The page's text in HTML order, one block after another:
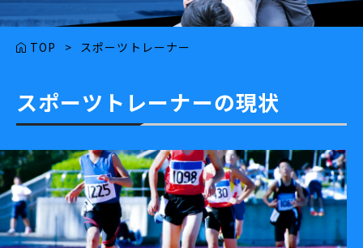
TOP > スポーツトレーナー
スポーツトレーナーの現状